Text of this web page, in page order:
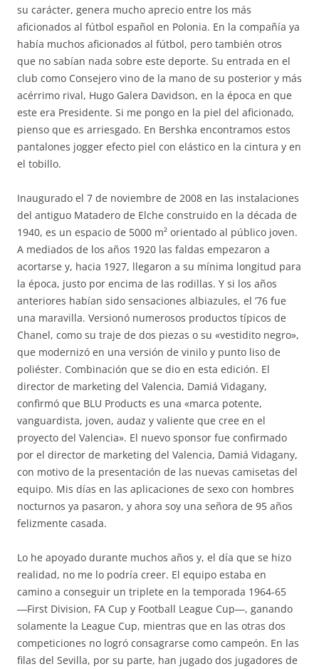
su carácter, genera mucho aprecio entre los más
aficionados al fútbol español en Polonia. En la compañía ya
había muchos aficionados al fútbol, pero también otros
que no sabían nada sobre este deporte. Su entrada en el
club como Consejero vino de la mano de su posterior y más
acérrimo rival, Hugo Galera Davidson, en la época en que
este era Presidente. Si me pongo en la piel del aficionado,
pienso que es arriesgado. En Bershka encontramos estos
pantalones jogger efecto piel con elástico en la cintura y en
el tobillo.
Inaugurado el 7 de noviembre de 2008 en las instalaciones
del antiguo Matadero de Elche construido en la década de
1940, es un espacio de 5000 m² orientado al público joven.
A mediados de los años 1920 las faldas empezaron a
acortarse y, hacia 1927, llegaron a su mínima longitud para
la época, justo por encima de las rodillas. Y si los años
anteriores habían sido sensaciones albiazules, el ’76 fue
una maravilla. Versionó numerosos productos típicos de
Chanel, como su traje de dos piezas o su «vestidito negro»,
que modernizó en una versión de vinilo y punto liso de
poliéster. Combinación que se dio en esta edición. El
director de marketing del Valencia, Damiá Vidagany,
confirmó que BLU Products es una «marca potente,
vanguardista, joven, audaz y valiente que cree en el
proyecto del Valencia». El nuevo sponsor fue confirmado
por el director de marketing del Valencia, Damiá Vidagany,
con motivo de la presentación de las nuevas camisetas del
equipo. Mis días en las aplicaciones de sexo con hombres
nocturnos ya pasaron, y ahora soy una señora de 95 años
felizmente casada.
Lo he apoyado durante muchos años y, el día que se hizo
realidad, no me lo podría creer. El equipo estaba en
camino a conseguir un triplete en la temporada 1964-65
―First Division, FA Cup y Football League Cup―, ganando
solamente la League Cup, mientras que en las otras dos
competiciones no logró consagrarse como campeón. En las
filas del Sevilla, por su parte, han jugado dos jugadores de